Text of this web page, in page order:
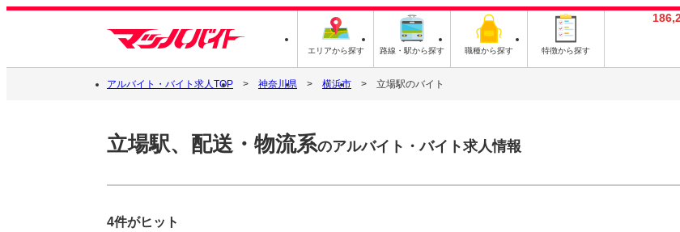
エリアから探す 路線・駅から探す 職種から探す 特徴から探す
アルバイト・バイト求人TOP 神奈川県 横浜市 立場駅のバイト
立場駅、配送・物流系のアルバイト・バイト求人情報
4件がヒット